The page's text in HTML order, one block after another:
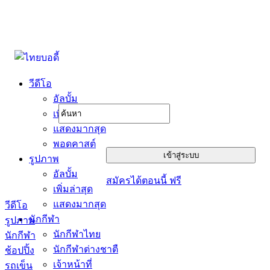
วีดีโอ
อัลบั้ม
เพิ่มล่าสุด
แสดงมากสุด
พอดคาสต์
รูปภาพ
อัลบั้ม
เพิ่มล่าสุด
แสดงมากสุด
นักกีฬา
นักกีฬาไทย
นักกีฬาต่างชาตื
เจ้าหน้าที่
สมัครได้ตอนนี้ ฟรี
วีดีโอ
รูปภาพ
นักกีฬา
ช้อปปิ้ง
รถเข็น